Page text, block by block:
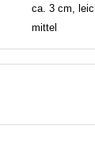
ca. 3 cm,
mittel